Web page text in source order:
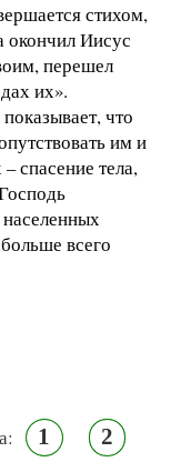
стихом,
окончил Иисус
перешел
их».
что
им и
спасение тела,
всего
1 2